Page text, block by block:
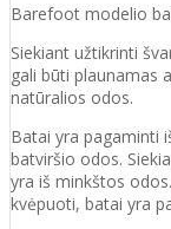
Barefoot modelio
Siekiant užtikrinti
gali būti plaunamas
natūralios odos.
Batai yra pagaminti
batviršio odos.
yra iš minkštos
kvėpuoti, batai yra